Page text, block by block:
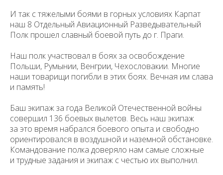
И так с тяжелыми боями в горных условиях Карпат
наш 8 Отдельный Авиационный Разведывательный
Полк прошел славный боевой путь до г. Пра­ги.
Наш полк участвовал в боях за освобождение
Польши, Румынии, Венгрии, Чехословакии. Многие
наши товарищи погибли в этих боях. Веч­ная им слава
и память!
Баш экипаж за года Великой Отечественной войны
совершил 136 боевых вылетов. Весь наш экипаж
за это время набрался боевого опыта и свободно
ориентировался в воздушной и наземной обстановке.
Командова­ние полка доверяло нам самые сложные
и трудные задания и экипаж с честью их выполнил.